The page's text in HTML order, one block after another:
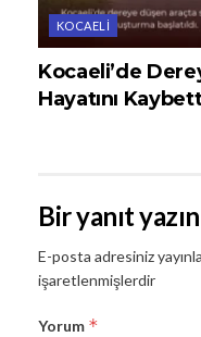
KOCAELI
Kocaeli’de
Hayatını
Bir yanıt yazın
E-posta adresiniz
işaretlenmişlerdir
Yorum *